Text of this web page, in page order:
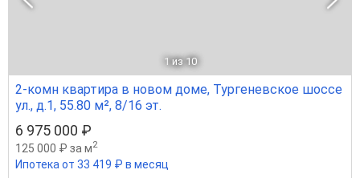
1 из 10
2-комн квартира в новом доме, Тургеневское шоссе
ул., д.1, 55.80 м², 8/16 эт.
6 975 000 ₽
125 000 ₽ за м2
Ипотека от 33 419 ₽ в месяц